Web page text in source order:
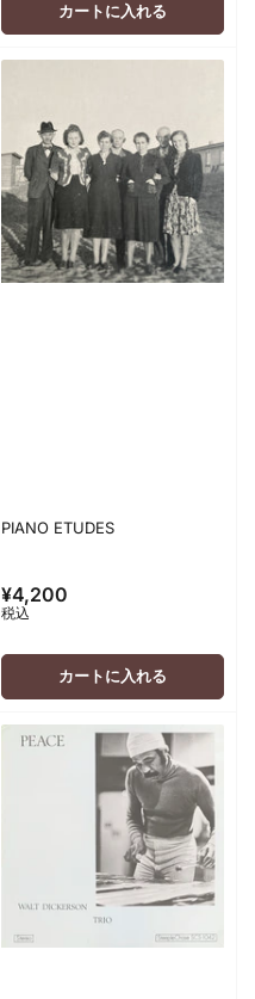
カートに入れる
PIANO ETUDES
通
常
価
¥4,200
税込
カートに入れる